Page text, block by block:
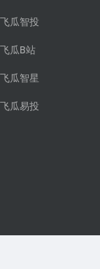
飞瓜智投
飞瓜B站
飞瓜智星
飞瓜易投